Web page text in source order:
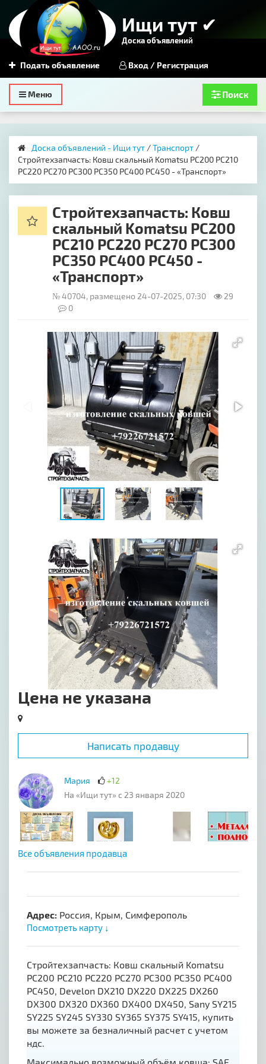
Ищи тут ✔
Доска объявлений
Подать объявление Вход / Регистрация
Toggle
navigation
Меню Поиск
Доска объявлений - Ищи тут /Транспорт /
Стройтехзапчасть: ​Ковш скальный Komatsu PC200 PC210
PC220 PC270 PC300 PC350 PC400 PC450 - «Транспорт»
Стройтехзапчасть: ​Ковш
скальный Komatsu PC200
PC210 PC220 PC270 PC300
PC350 PC400 PC450 -
«Транспорт»
№ 40704, размещено 24-07-2025, 07:30
29
0
Цена не указана
Написать продавцу
Мария
+12
На «Ищи тут» с 23 января 2020
Все объявления продавца
Адрес: Россия, Крым, Симферополь
Посмотреть карту ↓
Стройтехзапчасть: Ковш скальный Komatsu
PC200 PC210 PC220 PC270 PC300 PC350 PC400
PC450, Develon DX210 DX220 DX225 DX260
DX300 DX320 DX360 DX400 DX450, Sany SY215
SY225 SY245 SY330 SY365 SY375 SY415, купить
вы можете за безналичный расчет с учетом
ндс.